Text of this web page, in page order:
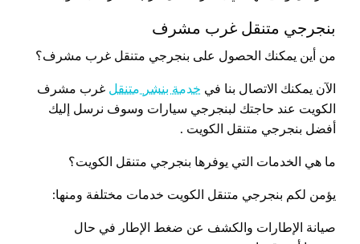
بنجرجي متنقل غرب مشرف
من أين يمكنك الحصول على بنجرجي متنقل غرب مشرف؟
الآن يمكنك الاتصال بنا في خدمة بنشر متنقل غرب مشرف
الكويت عند حاجتك لبنجرجي سيارات وسوف نرسل إليك
أفضل بنجرجي متنقل الكويت .
ما هي الخدمات التي يوفرها بنجرجي متنقل الكويت؟
يؤمن لكم بنجرجي متنقل الكويت خدمات مختلفة ومنها:
صيانة الإطارات والكشف عن ضغط الإطار في حال